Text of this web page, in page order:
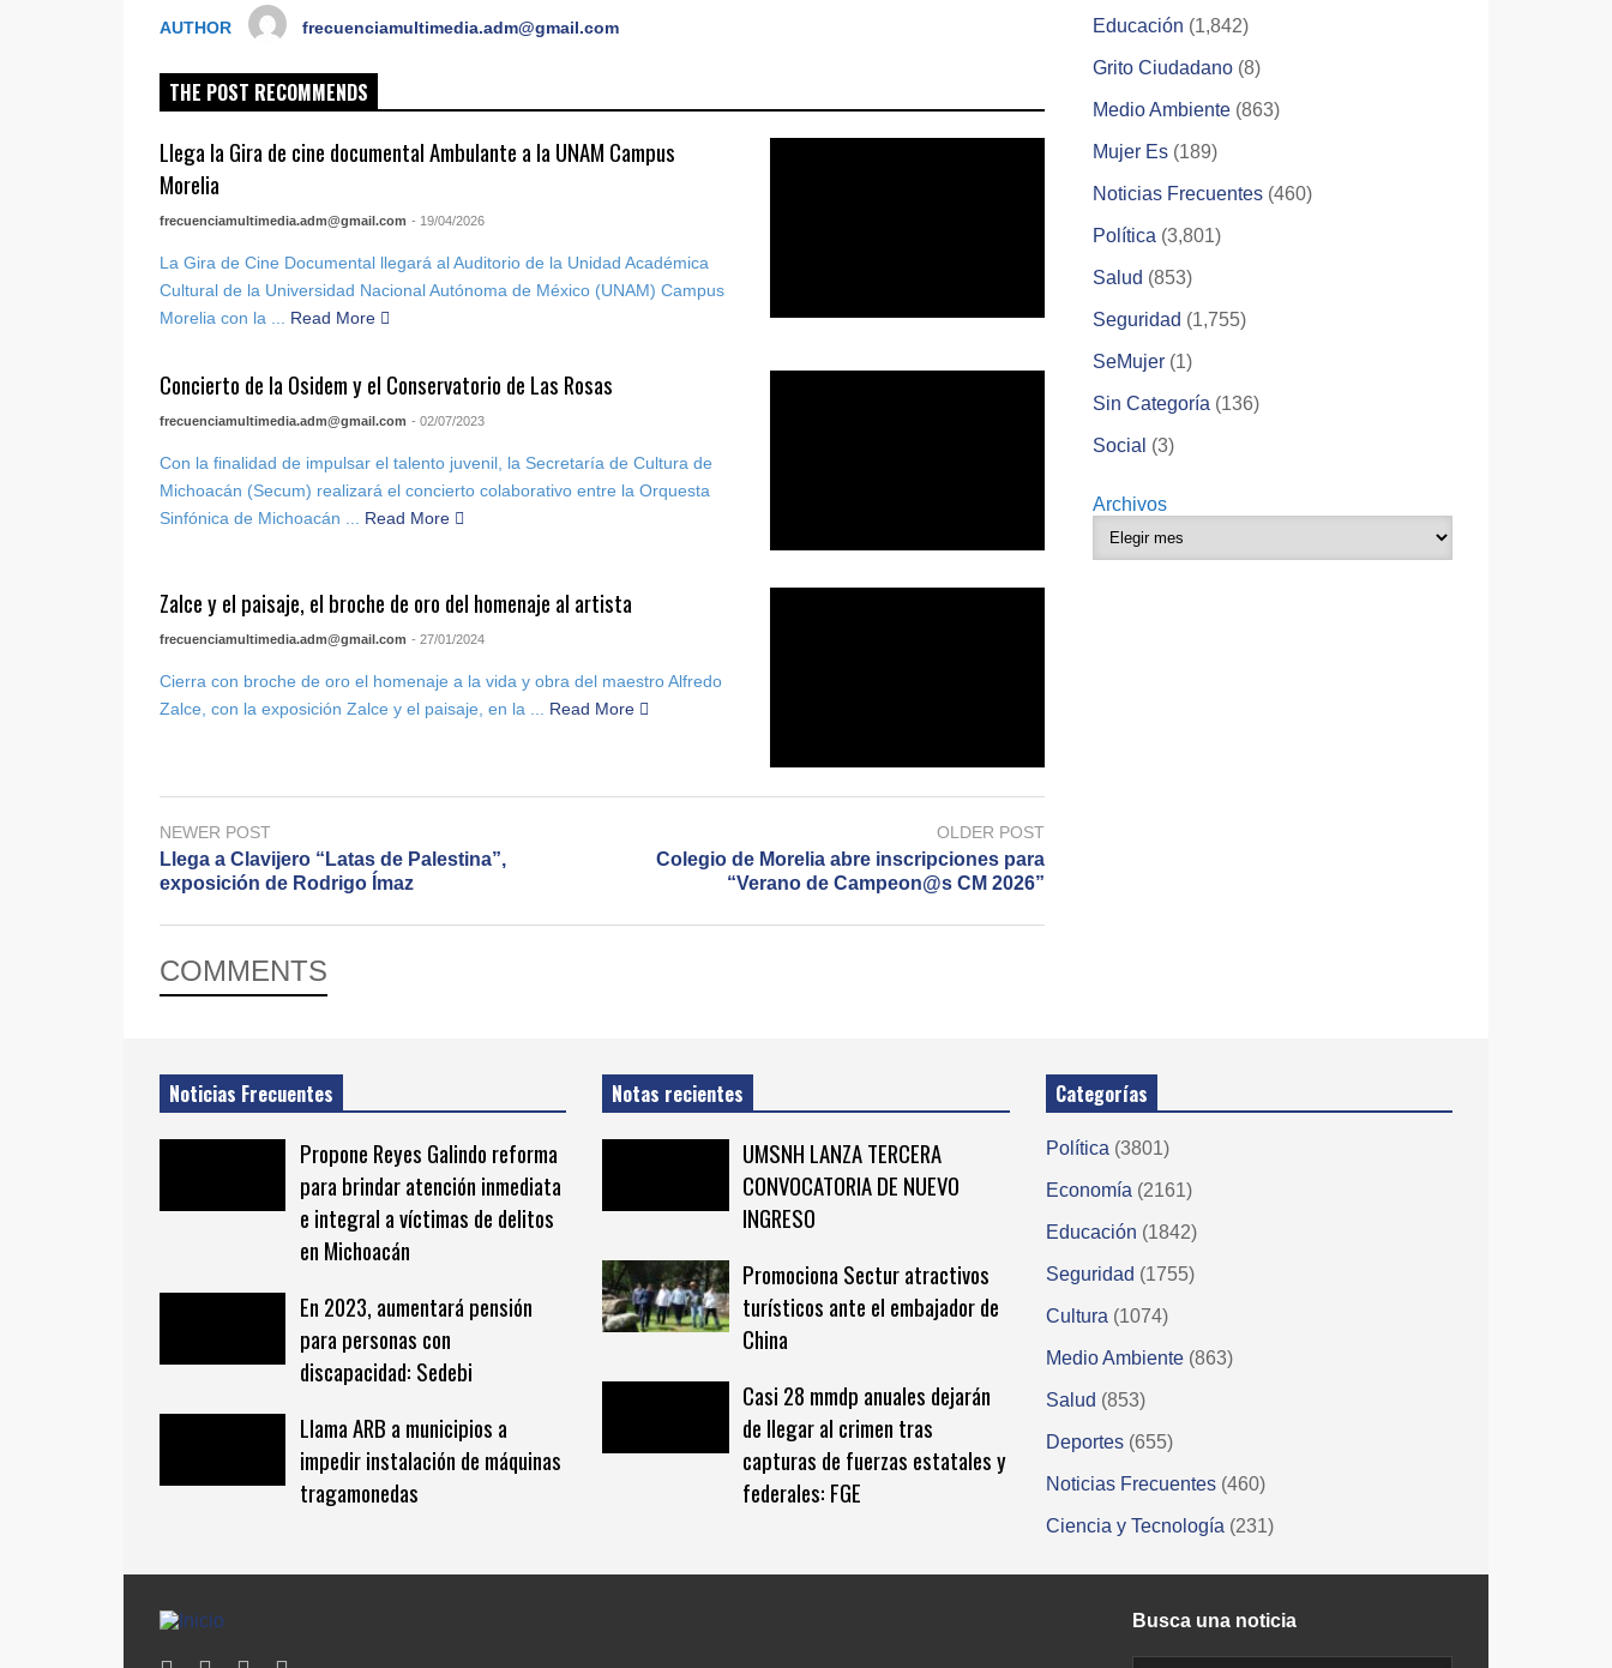
AUTHOR frecuenciamultimedia.adm@gmail.com
THE POST RECOMMENDS
Llega la Gira de cine documental Ambulante a la UNAM Campus
Morelia
frecuenciamultimedia.adm@gmail.com - 19/04/2026
La Gira de Cine Documental llegará al Auditorio de la Unidad Académica
Cultural de la Universidad Nacional Autónoma de México (UNAM) Campus
Morelia con la ...
Read More
Concierto de la Osidem y el Conservatorio de Las Rosas
frecuenciamultimedia.adm@gmail.com - 02/07/2023
Con la finalidad de impulsar el talento juvenil, la Secretaría de Cultura de
Michoacán (Secum) realizará el concierto colaborativo entre la Orquesta
Sinfónica de Michoacán ... Read More
Zalce y el paisaje, el broche de oro del homenaje al artista
frecuenciamultimedia.adm@gmail.com - 27/01/2024
Cierra con broche de oro el homenaje a la vida y obra del maestro Alfredo
Zalce, con la exposición Zalce y el paisaje, en la ...
Read More
NEWER POST
Llega a Clavijero “Latas de Palestina”,
exposición de Rodrigo Ímaz
OLDER POST
Colegio de Morelia abre inscripciones para
“Verano de Campeon@s CM 2026”
COMMENTS
Educación (1,842)
Grito Ciudadano (8)
Medio Ambiente (863)
Mujer Es (189)
Noticias Frecuentes (460)
Política (3,801)
Salud (853)
Seguridad (1,755)
SeMujer (1)
Sin Categoría (136)
Social (3)
Archivos
Noticias Frecuentes
Propone Reyes Galindo reforma
para brindar atención inmediata
e integral a víctimas de delitos
en Michoacán
En 2023, aumentará pensión
para personas con
discapacidad: Sedebi
Llama ARB a municipios a
impedir instalación de máquinas
tragamonedas
Notas recientes
UMSNH LANZA TERCERA
CONVOCATORIA DE NUEVO
INGRESO
Promociona Sectur atractivos
turísticos ante el embajador de
China
Casi 28 mmdp anuales dejarán
de llegar al crimen tras
capturas de fuerzas estatales y
federales: FGE
Categorías
Política (3801)
Economía (2161)
Educación (1842)
Seguridad (1755)
Cultura (1074)
Medio Ambiente (863)
Salud (853)
Deportes (655)
Noticias Frecuentes (460)
Ciencia y Tecnología (231)
Busca una noticia